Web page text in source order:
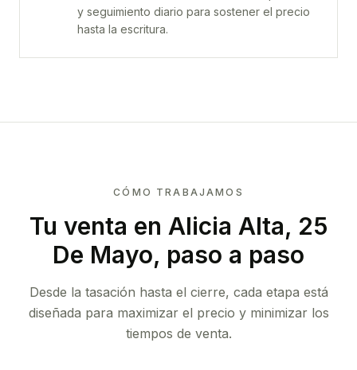
y seguimiento diario para sostener el precio
hasta la escritura.
CÓMO TRABAJAMOS
Tu venta en Alicia Alta, 25
De Mayo, paso a paso
Desde la tasación hasta el cierre, cada etapa está
diseñada para maximizar el precio y minimizar los
tiempos de venta.